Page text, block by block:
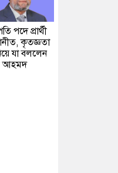
পদে প্রার্থী
কৃতজ্ঞতা
যা বললেন
আহমদ